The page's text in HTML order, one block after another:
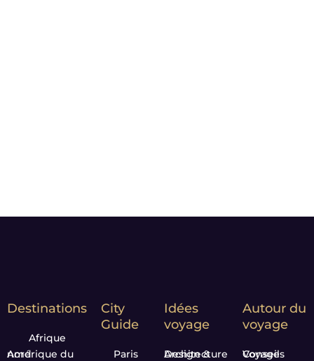
Destinations
Afrique
Amérique du nord
City
Guide
Paris
Idées
voyage
Design & Architecture
Autour du
voyage
Conseils Voyage